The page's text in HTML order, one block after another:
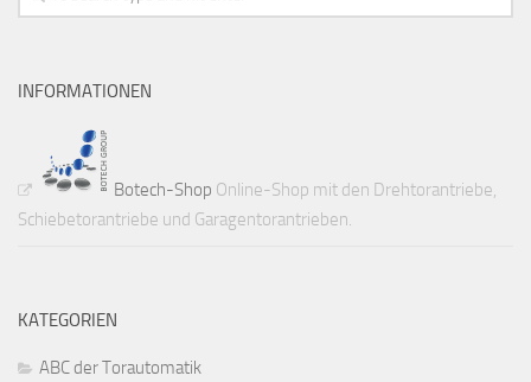
INFORMATIONEN
Botech-Shop Online-Shop mit den Drehtorantriebe,
Schiebetorantriebe und Garagentorantrieben.
KATEGORIEN
ABC der Torautomatik